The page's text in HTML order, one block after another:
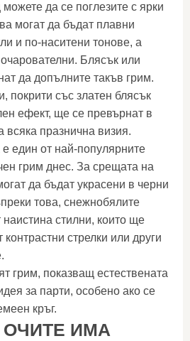
да се поглезите с ярки
могат да бъдат плавни
и по-наситени тонове, а
Блясък или
да допълните такъв грим.
покрити със златен блясък
ефект, ще се превърнат в
всяка празнична визия.
е един от най-популярните
грим днес. За срещата на
да бъдат украсени в черни
това, снежнобялите
стилни, които ще
стрелки или други
грим, показващ естествената
за парти, особено ако се
кръг.
ИМА